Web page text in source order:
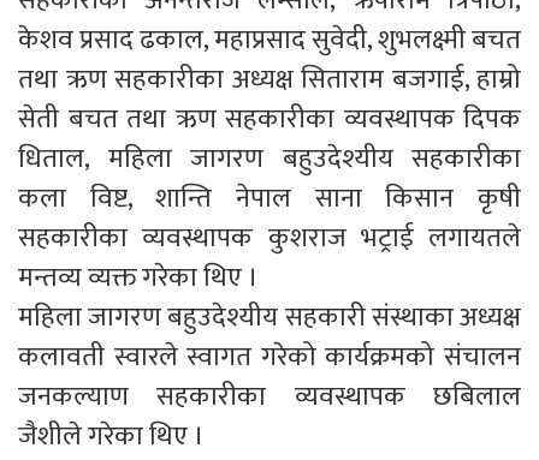
केशव प्रसाद ढकाल, महाप्रसाद सुवेदी, शुभलक्ष्मी बचत
तथा ऋण सहकारीका अध्यक्ष सिताराम बजगाई, हाम्रो
सेती बचत तथा ऋण सहकारीका व्यवस्थापक दिपक
धिताल, महिला जागरण बहुउदेश्यीय सहकारीका
कला विष्ट, शान्ति नेपाल साना किसान कृषी
सहकारीका व्यवस्थापक कुशराज भट्राई लगायतले
मन्तव्य व्यक्त गरेका थिए ।
महिला जागरण बहुउदेश्यीय सहकारी संस्थाका अध्यक्ष
कलावती स्वारले स्वागत गरेको कार्यक्रमको संचालन
जनकल्याण सहकारीका व्यवस्थापक छबिलाल
जैशीले गरेका थिए ।